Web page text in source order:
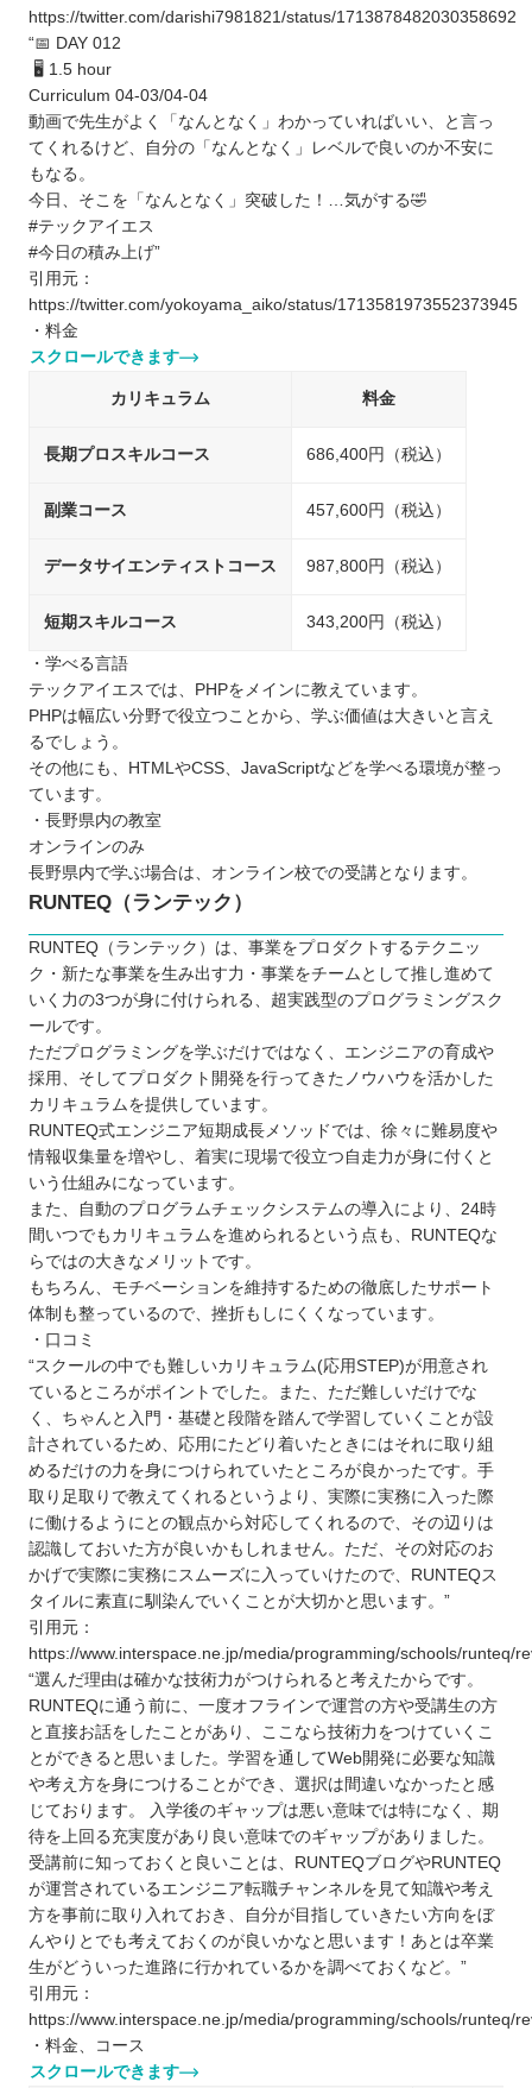
https://twitter.com/darishi7981821/status/1713878482030358692
“📅 DAY 012
🖥 1.5 hour
Curriculum 04-03/04-04
動画で先生がよく「なんとなく」わかっていればいい、と言っ
てくれるけど、自分の「なんとなく」レベルで良いのか不安に
もなる。
今日、そこを「なんとなく」突破した！…気がする🤣
#テックアイエス
#今日の積み上げ”
引用元：
https://twitter.com/yokoyama_aiko/status/1713581973552373945
・料金
スクロールできます
カリキュラム 料金
長期プロスキルコース 686,400円（税込）
副業コース 457,600円（税込）
データサイエンティストコース 987,800円（税込）
短期スキルコース 343,200円（税込）
・学べる言語
テックアイエスでは、PHPをメインに教えています。
PHPは幅広い分野で役立つことから、学ぶ価値は大きいと言え
るでしょう。
その他にも、HTMLやCSS、JavaScriptなどを学べる環境が整っ
ています。
・長野県内の教室
オンラインのみ
長野県内で学ぶ場合は、オンライン校での受講となります。
RUNTEQ（ランテック）
RUNTEQ（ランテック）は、事業をプロダクトするテクニッ
ク・新たな事業を生み出す力・事業をチームとして推し進めて
いく力の3つが身に付けられる、超実践型のプログラミングスク
ールです。
ただプログラミングを学ぶだけではなく、エンジニアの育成や
採用、そしてプロダクト開発を行ってきたノウハウを活かした
カリキュラムを提供しています。
RUNTEQ式エンジニア短期成長メソッドでは、徐々に難易度や
情報収集量を増やし、着実に現場で役立つ自走力が身に付くと
いう仕組みになっています。
また、自動のプログラムチェックシステムの導入により、24時
間いつでもカリキュラムを進められるという点も、RUNTEQな
らではの大きなメリットです。
もちろん、モチベーションを維持するための徹底したサポート
体制も整っているので、挫折もしにくくなっています。
・口コミ
“スクールの中でも難しいカリキュラム(応用STEP)が用意され
ているところがポイントでした。また、ただ難しいだけでな
く、ちゃんと入門・基礎と段階を踏んで学習していくことが設
計されているため、応用にたどり着いたときにはそれに取り組
めるだけの力を身につけられていたところが良かったです。手
取り足取りで教えてくれるというより、実際に実務に入った際
に働けるようにとの観点から対応してくれるので、その辺りは
認識しておいた方が良いかもしれません。ただ、その対応のお
かげで実際に実務にスムーズに入っていけたので、RUNTEQス
タイルに素直に馴染んでいくことが大切かと思います。”
引用元：
https://www.interspace.ne.jp/media/programming/schools/runteq/
“選んだ理由は確かな技術力がつけられると考えたからです。
RUNTEQに通う前に、一度オフラインで運営の方や受講生の方
と直接お話をしたことがあり、ここなら技術力をつけていくこ
とができると思いました。学習を通してWeb開発に必要な知識
や考え方を身につけることができ、選択は間違いなかったと感
じております。 入学後のギャップは悪い意味では特になく、期
待を上回る充実度があり良い意味でのギャップがありました。
受講前に知っておくと良いことは、RUNTEQブログやRUNTEQ
が運営されているエンジニア転職チャンネルを見て知識や考え
方を事前に取り入れておき、自分が目指していきたい方向をぼ
んやりとでも考えておくのが良いかなと思います！あとは卒業
生がどういった進路に行かれているかを調べておくなど。”
引用元：
https://www.interspace.ne.jp/media/programming/schools/runteq/
・料金、コース
スクロールできます